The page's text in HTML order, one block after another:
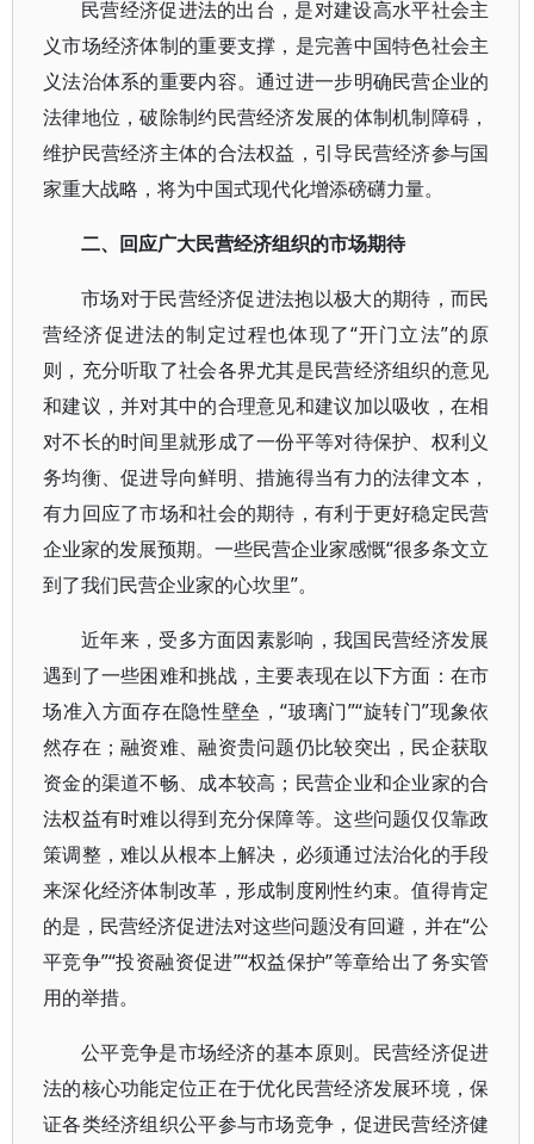
民营经济促进法的出台，是对建设高水平社会主
义市场经济体制的重要支撑，是完善中国特色社会主
义法治体系的重要内容。通过进一步明确民营企业的
法律地位，破除制约民营经济发展的体制机制障碍，
维护民营经济主体的合法权益，引导民营经济参与国
家重大战略，将为中国式现代化增添磅礴力量。
二、回应广大民营经济组织的市场期待
市场对于民营经济促进法抱以极大的期待，而民
营经济促进法的制定过程也体现了“开门立法”的原
则，充分听取了社会各界尤其是民营经济组织的意见
和建议，并对其中的合理意见和建议加以吸收，在相
对不长的时间里就形成了一份平等对待保护、权利义
务均衡、促进导向鲜明、措施得当有力的法律文本，
有力回应了市场和社会的期待，有利于更好稳定民营
企业家的发展预期。一些民营企业家感慨“很多条文立
到了我们民营企业家的心坎里”。
近年来，受多方面因素影响，我国民营经济发展
遇到了一些困难和挑战，主要表现在以下方面：在市
场准入方面存在隐性壁垒，“玻璃门”“旋转门”现象依
然存在；融资难、融资贵问题仍比较突出，民企获取
资金的渠道不畅、成本较高；民营企业和企业家的合
法权益有时难以得到充分保障等。这些问题仅仅靠政
策调整，难以从根本上解决，必须通过法治化的手段
来深化经济体制改革，形成制度刚性约束。值得肯定
的是，民营经济促进法对这些问题没有回避，并在“公
平竞争”“投资融资促进”“权益保护”等章给出了务实管
用的举措。
公平竞争是市场经济的基本原则。民营经济促进
法的核心功能定位正在于优化民营经济发展环境，保
证各类经济组织公平参与市场竞争，促进民营经济健